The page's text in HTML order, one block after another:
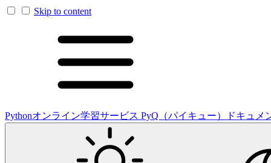
Skip to content
Pythonオンライン学習サービス PyQ（パイキュー）ドキュメ